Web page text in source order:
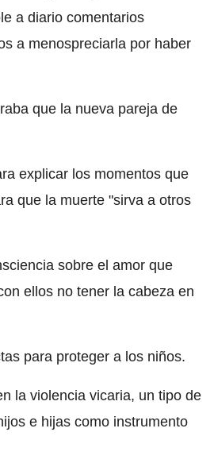
a diario comentarios
a menospreciarla por haber
que la nueva pareja de
explicar los momentos que
que la muerte "sirva a otros
sobre el amor que
ellos no tener la cabeza en
para proteger a los niños.
la violencia vicaria, un tipo de
e hijas como instrumento